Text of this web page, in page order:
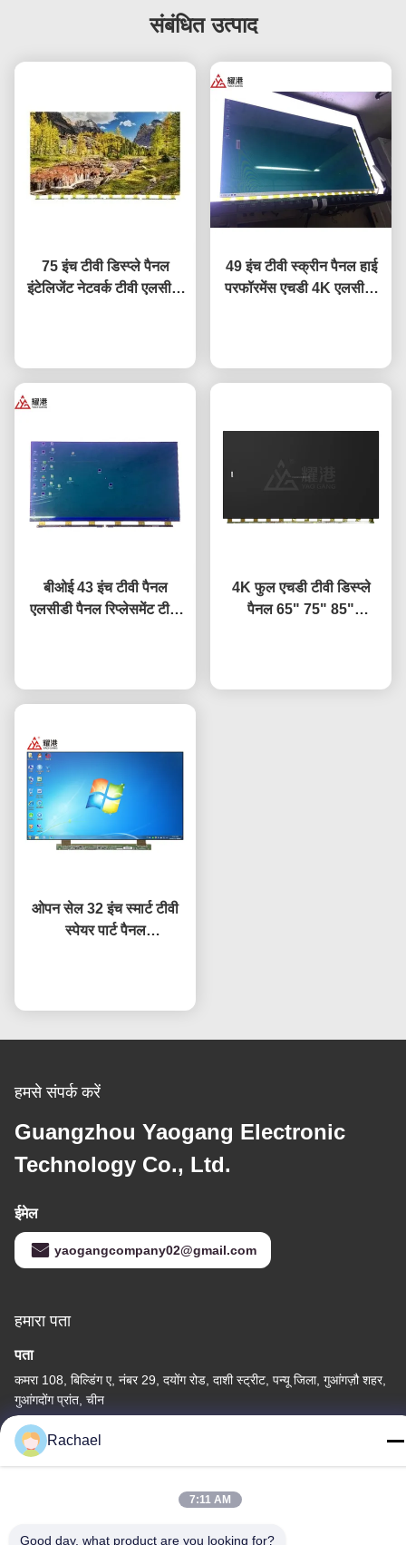
संबंधित उत्पाद
75 इंच टीवी डिस्प्ले पैनल
इंटेलिजेंट नेटवर्क टीवी एलसीडी
49 इंच टीवी स्क्रीन पैनल हाई
परफॉरमेंस एचडी 4K एलसीडी
बीओई 43 इंच टीवी पैनल
एलसीडी पैनल रिप्लेसमेंट टीवी
4K फुल एचडी टीवी डिस्प्ले
पैनल 65" 75" 85"
ओपन सेल 32 इंच स्मार्ट टीवी
स्पेयर पार्ट पैनल
हमसे संपर्क करें
Guangzhou Yaogang Electronic
Technology Co., Ltd.
ईमेल
yaogangcompany02@gmail.com
हमारा पता
पता
कमरा 108, बिल्डिंग ए, नंबर 29, दयोंग रोड, दाशी स्ट्रीट, पन्यू जिला, गुआंगज़ौ शहर,
गुआंगदोंग प्रांत, चीन
टेलीफोन
0086-15112103717
Rachael
7:11 AM
Good day, what product are you looking for?